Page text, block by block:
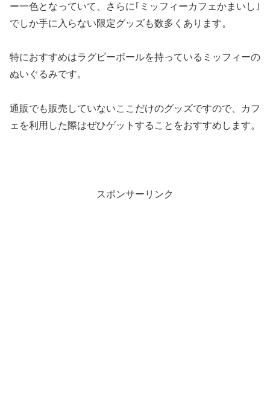
ー一色となっていて、さらに｢ミッフィーカフェかまいし｣
でしか手に入らない限定グッズも数多くあります。
特におすすめはラグビーボールを持っているミッフィーの
ぬいぐるみです。
通販でも販売していないここだけのグッズですので、カフ
ェを利用した際はぜひゲットすることをおすすめします。
スポンサーリンク